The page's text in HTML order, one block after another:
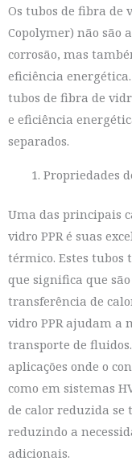
Os tubos de fibra de
Copolymer) não são
corrosão, mas
eficiência
tubos de fibra de
e eficiência
separados.
Propriedades
Uma das principais
vidro PPR é suas
térmico. Estes
que significa que
transferência de
vidro PPR ajudam a
transporte de
aplicações onde o
como em sistemas
de calor reduzida se
reduzindo a
adicionais.